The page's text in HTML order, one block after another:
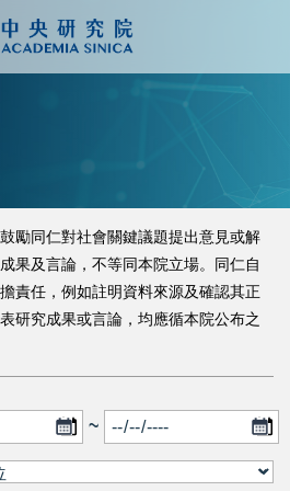
勵同仁對社會關鍵議題提出意見或解
果及言論，不等同本院立場。同仁自
責任，例如註明資料來源及確認其正
研究成果或言論，均應循本院公布之
~